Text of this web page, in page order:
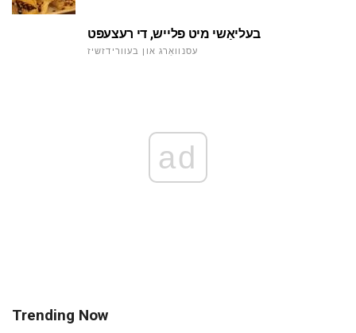
בעליאַשי מיט פלייש, די רעצעפּט
עסנוואַרג און בעוורידזשיז
ad
Trending Now